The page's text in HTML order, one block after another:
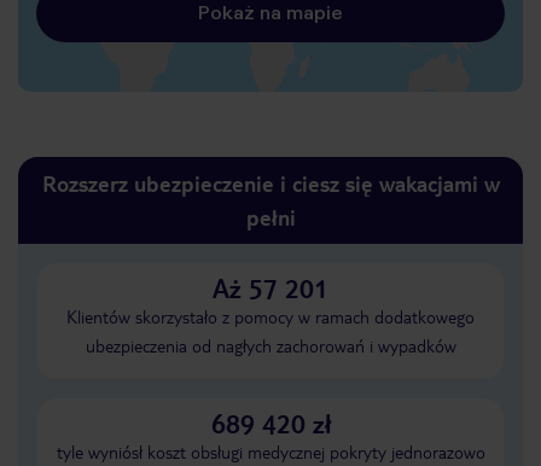
Pokaż na mapie
Rozszerz ubezpieczenie i ciesz się wakacjami w
pełni
Aż 57 201
Klientów skorzystało z pomocy w ramach dodatkowego
ubezpieczenia od nagłych zachorowań i wypadków
689 420 zł
tyle wyniósł koszt obsługi medycznej pokryty jednorazowo